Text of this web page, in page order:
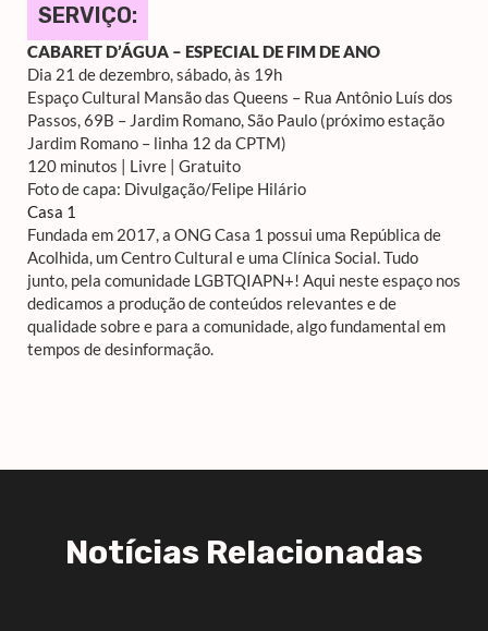
SERVIÇO:
CABARET D’ÁGUA – ESPECIAL DE FIM DE ANO
Dia 21 de dezembro, sábado, às 19h
Espaço Cultural Mansão das Queens – Rua Antônio Luís dos
Passos, 69B – Jardim Romano, São Paulo (próximo estação
Jardim Romano – linha 12 da CPTM)
120 minutos | Livre | Gratuito
Foto de capa: Divulgação/Felipe Hilário
Casa 1
Fundada em 2017, a ONG Casa 1 possui uma República de
Acolhida, um Centro Cultural e uma Clínica Social. Tudo
junto, pela comunidade LGBTQIAPN+! Aqui neste espaço nos
dedicamos a produção de conteúdos relevantes e de
qualidade sobre e para a comunidade, algo fundamental em
tempos de desinformação.
Notícias Relacionadas